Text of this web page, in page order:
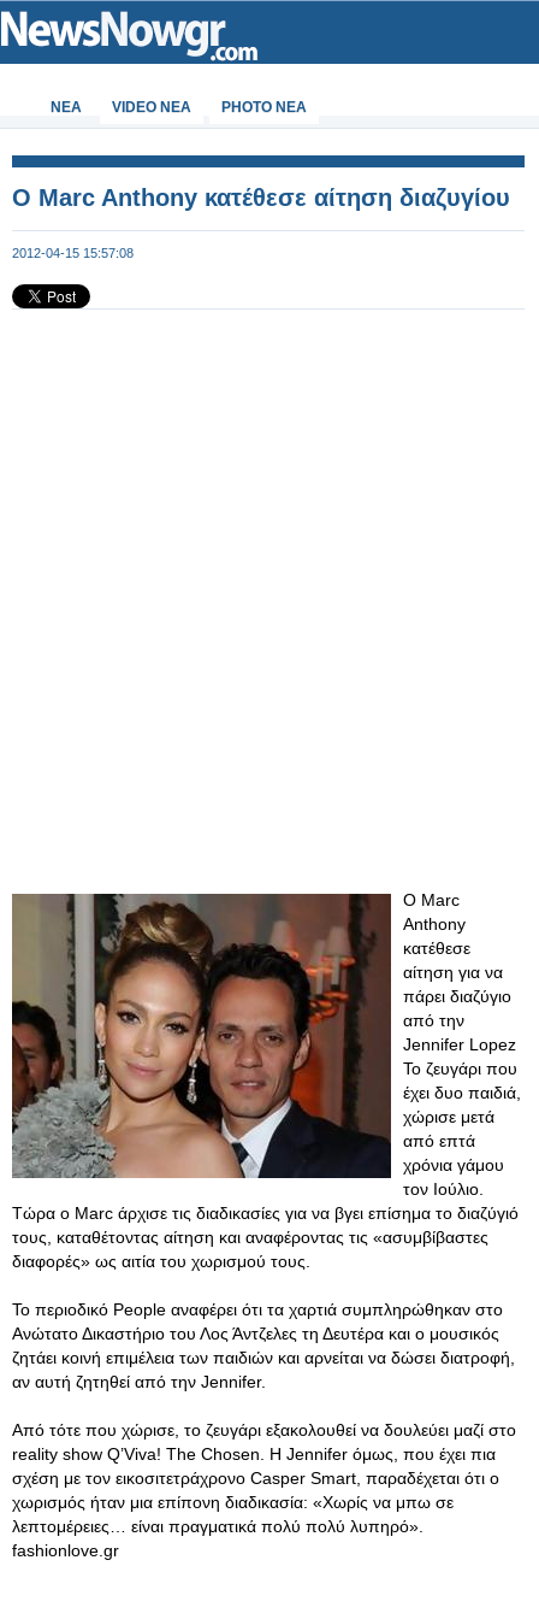
ΝΕΑ VIDEO NEA PHOTO NEA
O Marc Anthony κατέθεσε αίτηση διαζυγίου
2012-04-15 15:57:08
O Marc
Anthony
κατέθεσε
αίτηση για να
πάρει διαζύγιο
από την
Jennifer Lopez
Το ζευγάρι που
έχει δυο παιδιά,
χώρισε μετά
από επτά
χρόνια γάμου
τον Ιούλιο.
Τώρα ο Marc άρχισε τις διαδικασίες για να βγει επίσημα το διαζύγιό
τους, καταθέτοντας αίτηση και αναφέροντας τις «ασυμβίβαστες
διαφορές» ως αιτία του χωρισμού τους.
Το περιοδικό People αναφέρει ότι τα χαρτιά συμπληρώθηκαν στο
Ανώτατο Δικαστήριο του Λος Άντζελες τη Δευτέρα και ο μουσικός
ζητάει κοινή επιμέλεια των παιδιών και αρνείται να δώσει διατροφή,
αν αυτή ζητηθεί από την Jennifer.
Από τότε που χώρισε, το ζευγάρι εξακολουθεί να δουλεύει μαζί στο
reality show Q’Viva! The Chosen. Η Jennifer όμως, που έχει πια
σχέση με τον εικοσιτετράχρονο Casper Smart, παραδέχεται ότι ο
χωρισμός ήταν μια επίπονη διαδικασία: «Χωρίς να μπω σε
λεπτομέρειες… είναι πραγματικά πολύ πολύ λυπηρό».
fashionlove.gr